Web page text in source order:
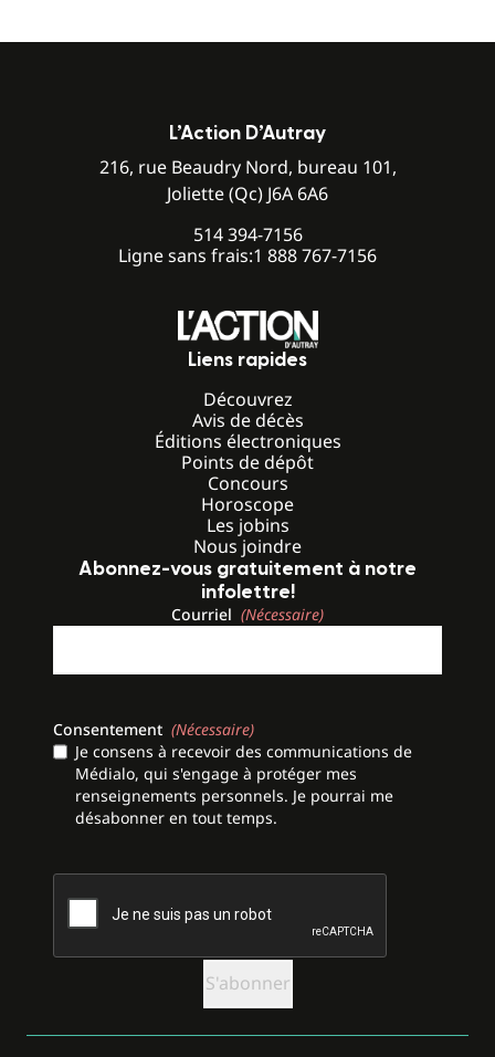
L’Action D’Autray
216, rue Beaudry Nord, bureau 101,
Joliette (Qc) J6A 6A6
514 394-7156
Ligne sans frais:1 888 767-7156
Liens rapides
Découvrez
Avis de décès
Éditions électroniques
Points de dépôt
Concours
Horoscope
Les jobins
Nous joindre
Abonnez-vous gratuitement à notre
infolettre!
Courriel (Nécessaire)
Consentement (Nécessaire)
Je consens à recevoir des communications de
Médialo, qui s'engage à protéger mes
renseignements personnels. Je pourrai me
désabonner en tout temps.
CAPTCHA